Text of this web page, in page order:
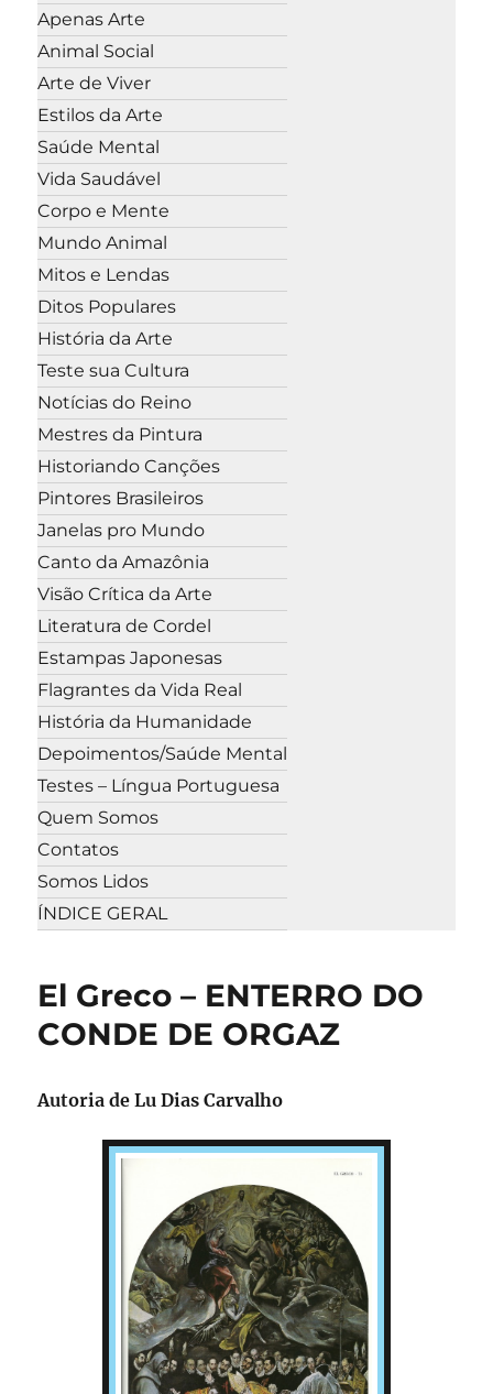
Apenas Arte
Animal Social
Arte de Viver
Estilos da Arte
Saúde Mental
Vida Saudável
Corpo e Mente
Mundo Animal
Mitos e Lendas
Ditos Populares
História da Arte
Teste sua Cultura
Notícias do Reino
Mestres da Pintura
Historiando Canções
Pintores Brasileiros
Janelas pro Mundo
Canto da Amazônia
Visão Crítica da Arte
Literatura de Cordel
Estampas Japonesas
Flagrantes da Vida Real
História da Humanidade
Depoimentos/Saúde Mental
Testes – Língua Portuguesa
Quem Somos
Contatos
Somos Lidos
ÍNDICE GERAL
El Greco – ENTERRO DO
CONDE DE ORGAZ
Autoria deLu Dias Carvalho